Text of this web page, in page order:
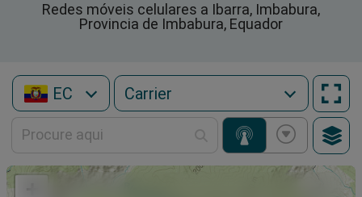
Redes móveis celulares a Ibarra, Imbabura,
Provincia de Imbabura, Equador
EC